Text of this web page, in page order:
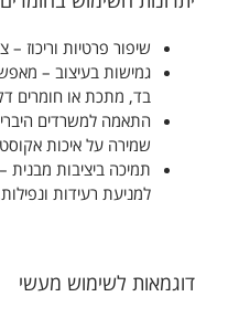
שיפור פרטיות וריכוז
גמישות בעיצוב –
בד, מתכת או חומרים
התאמה למשרדים
שמירה על איכות
תמיכה ביציבות מבנית
למניעת רעידות
דוגמאות לשימוש מעשי